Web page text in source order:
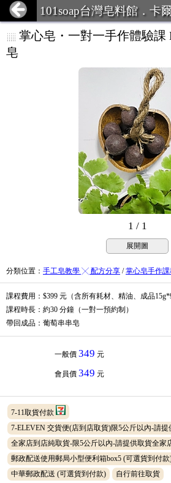
101soap台灣皂料館．卡
INE ID:101Soap 客服專
掌心皂・一對一手作體驗課
皂
1 / 1
展開圖
分類位置 ： 手工皂教學 ╳ 配方分享 /掌心皂手作課
課程費用：$399 元（含所有耗材、精油、成品
課程時長：約30 分鐘（一對一預約制）
帶回成品：葡萄串串皂
一般價 349 元
會員價 349 元
7-11取貨付款
7-ELEVEN 交貨便(店到店取貨)限5公斤以內-請
全家店到店純取貨-限5公斤以內-請提供取貨全家
郵政配送使用郵局小型便利箱box5 (可選貨到付款
中華郵政配送 (可選貨到付款) 自行前往取貨